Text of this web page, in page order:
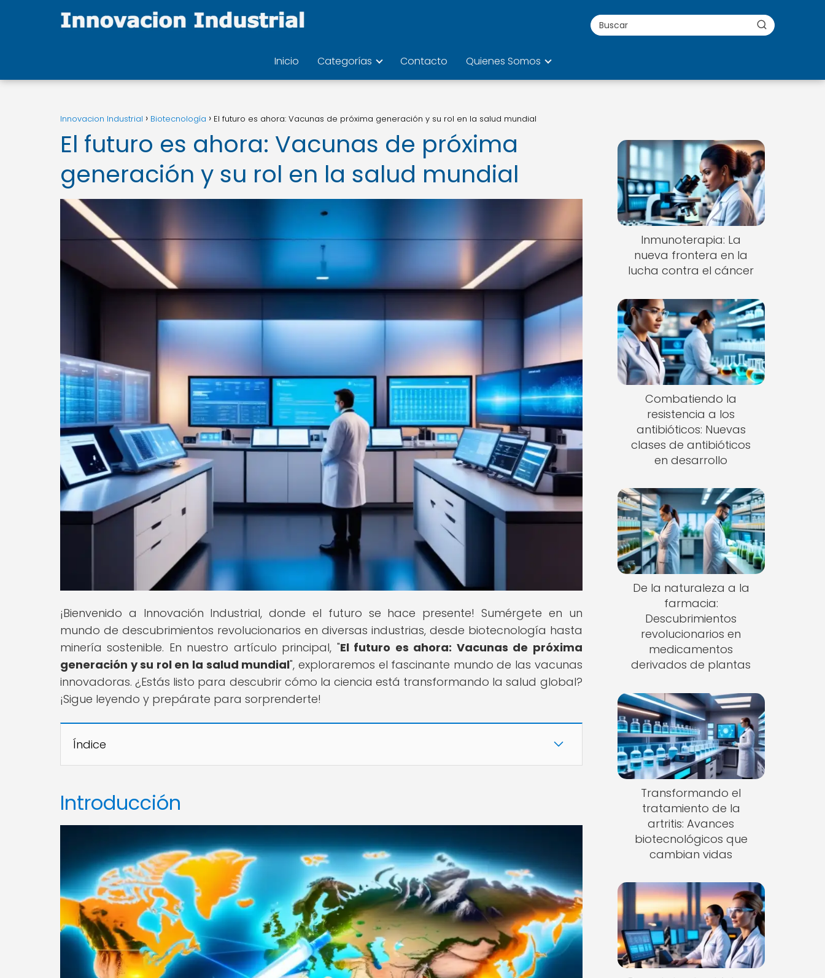
Inicio Categorías Contacto Quienes Somos
Innovacion Industrial Biotecnología El futuro es ahora: Vacunas de próxima generación y su rol en la salud mundial
El futuro es ahora: Vacunas de próxima
generación y su rol en la salud mundial
¡Bienvenido a Innovación Industrial, donde el futuro se hace presente! Sumérgete en un
mundo de descubrimientos revolucionarios en diversas industrias, desde biotecnología hasta
minería sostenible. En nuestro artículo principal, "El futuro es ahora: Vacunas de próxima
generación y su rol en la salud mundial", exploraremos el fascinante mundo de las vacunas
innovadoras. ¿Estás listo para descubrir cómo la ciencia está transformando la salud global?
¡Sigue leyendo y prepárate para sorprenderte!
Índice
Introducción
Inmunoterapia: La
nueva frontera en la
lucha contra el cáncer
Combatiendo la
resistencia a los
antibióticos: Nuevas
clases de antibióticos
en desarrollo
De la naturaleza a la
farmacia:
Descubrimientos
revolucionarios en
medicamentos
derivados de plantas
Transformando el
tratamiento de la
artritis: Avances
biotecnológicos que
cambian vidas